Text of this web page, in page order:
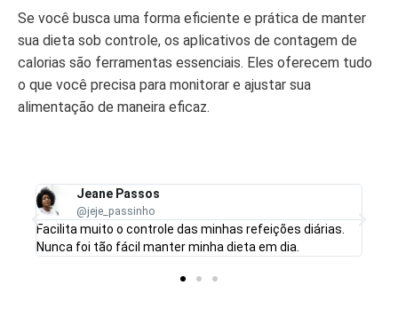
Se você busca uma forma eficiente e prática de manter
sua dieta sob controle, os aplicativos de contagem de
calorias são ferramentas essenciais. Eles oferecem tudo
o que você precisa para monitorar e ajustar sua
alimentação de maneira eficaz.
Jeane Passos
@jeje_passinho
Facilita muito o controle das minhas refeições diárias.
Nunca foi tão fácil manter minha dieta em dia.